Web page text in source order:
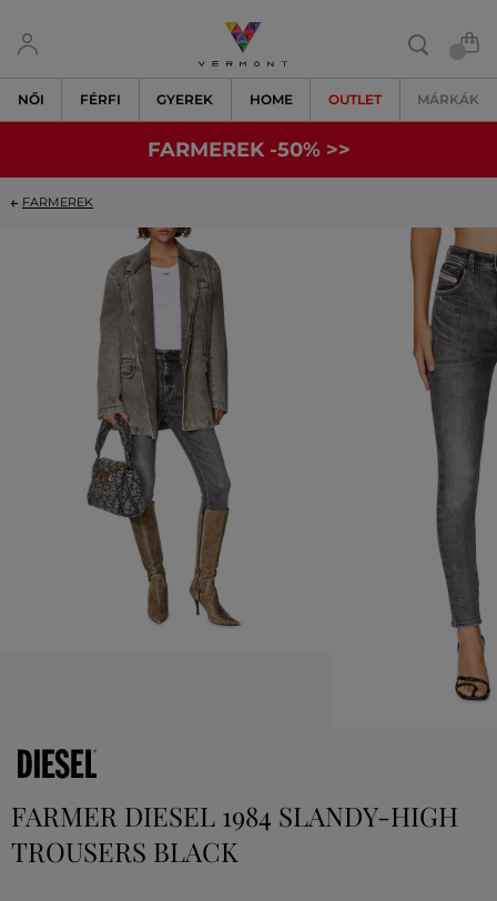
NŐI FÉRFI GYEREK HOME OUTLET MÁRKÁK
FARMEREK -50% >>
FARMEREK
FARMER DIESEL 1984 SLANDY-HIGH
TROUSERS BLACK